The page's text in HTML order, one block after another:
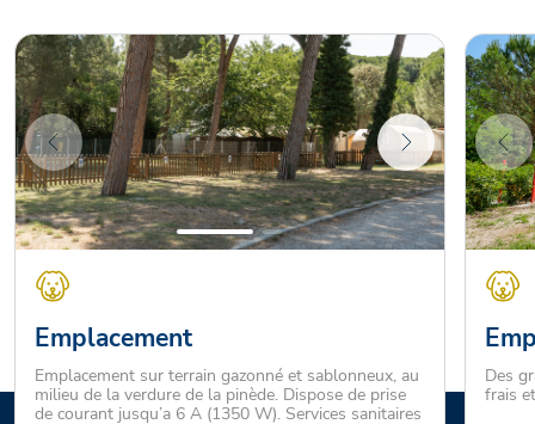
Emplacement
Emplacement sur terrain gazonné et sablonneux, au
milieu de la verdure de la pinède. Dispose de prise
de courant jusqu’a 6 A (1350 W). Services sanitaires
Des
frais